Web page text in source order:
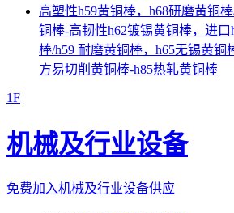
高塑性h59黄铜棒，h68研磨黄铜
铜棒-高韧性h62镀锡黄铜棒，进口
棒/h59 耐磨黄铜棒，h65无锡黄铜
方易切削黄铜棒-h85热轧黄铜棒
1F
机械及行业设备
免费加入机械及行业设备供应